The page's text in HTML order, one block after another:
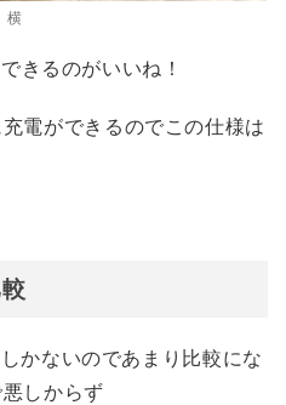
横
きるのがいいね！
電ができるのでこの仕様は
かないのであまり比較にな
しからず